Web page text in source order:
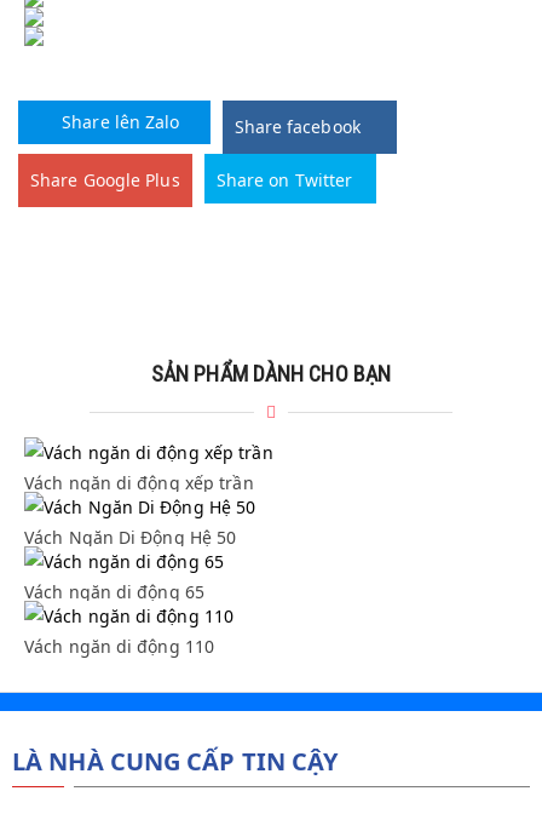
Share lên Zalo Share facebook
Share Google Plus Share on Twitter
SẢN PHẨM DÀNH CHO BẠN
Vách ngăn di động xếp trần
Vách ngăn di động xếp trần
Vách Ngăn Di Động Hệ 50
Vách Ngăn Di Động Hệ 50
Vách ngăn di động 65
Vách ngăn di động 65
Vách ngăn di động 110
Vách ngăn di động 110
LÀ NHÀ CUNG CẤP TIN CẬY